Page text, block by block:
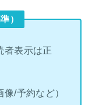
）
者表示は正
/予約など）